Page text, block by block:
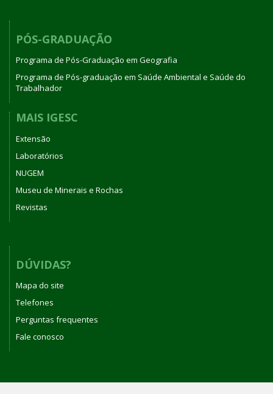
PÓS-GRADUAÇÃO
Programa de Pós-Graduação em Geografia
Programa de Pós-graduação em Saúde Ambiental e Saúde do
Trabalhador
MAIS IGESC
Extensão
Laboratórios
NUGEM
Museu de Minerais e Rochas
Revistas
DÚVIDAS?
Mapa do site
Telefones
Perguntas frequentes
Fale conosco